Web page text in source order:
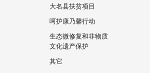
大名县扶贫项目
呵护康乃馨行动
生态微修复和非物质
文化遗产保护
其它